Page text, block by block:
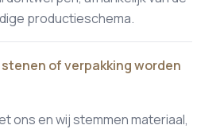
productieschema.
of verpakking worden
ons en wij stemmen materiaal,